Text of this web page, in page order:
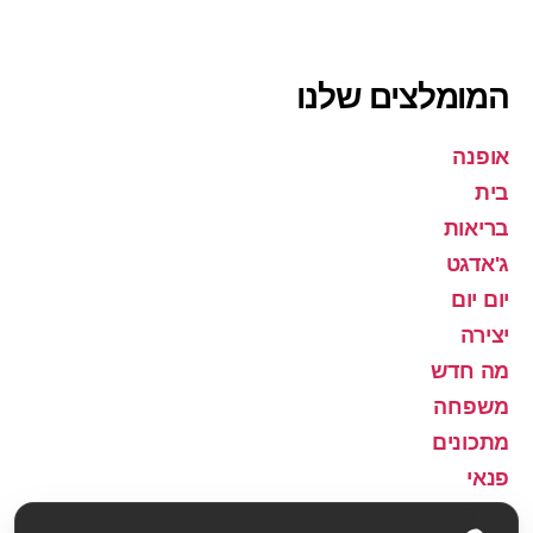
המומלצים שלנו
אופנה
בית
בריאות
ג'אדגט
יום יום
יצירה
מה חדש
משפחה
מתכונים
פנאי